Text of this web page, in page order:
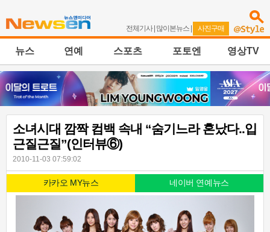
전체기사| 많이본뉴스 | 사진구매
뉴스 연예 스포츠 포토엔 영상TV
소녀시대 깜짝 컴백 속내 “숨기느라 혼났다..입
근질근질”(인터뷰⑥)
2010-11-03 07:59:02
카카오 MY뉴스 네이버 연예뉴스